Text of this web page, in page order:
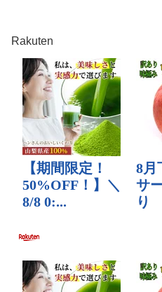
Rakuten